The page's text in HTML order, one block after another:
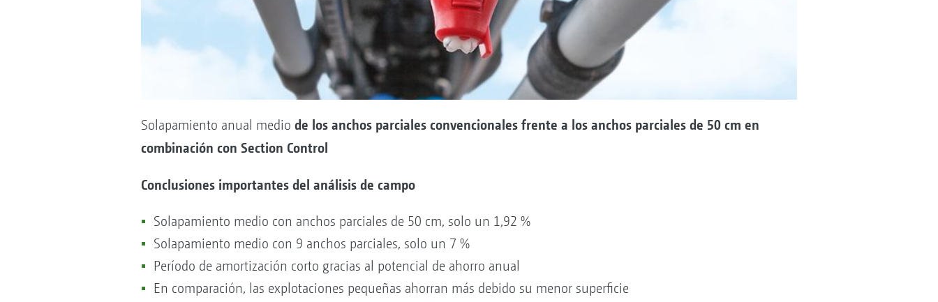
Solapamiento anual medio de los anchos parciales convencionales frente a los anchos parciales de 50 cm en
combinación con Section Control
Conclusiones importantes del análisis de campo
Solapamiento medio con anchos parciales de 50 cm, solo un 1,92 %
Solapamiento medio con 9 anchos parciales, solo un 7 %
Período de amortización corto gracias al potencial de ahorro anual
En comparación, las explotaciones pequeñas ahorran más debido su menor superficie